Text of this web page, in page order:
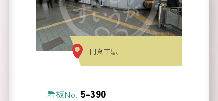
門真市駅
看板No. 5-390